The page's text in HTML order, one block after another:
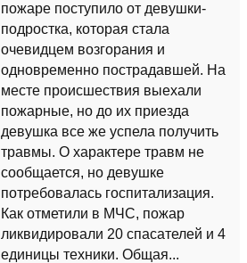
пожаре поступило от девушки-
подростка, которая стала
очевидцем возгорания и
одновременно пострадавшей. На
месте происшествия выехали
пожарные, но до их приезда
девушка все же успела получить
травмы. О характере травм не
сообщается, но девушке
потребовалась госпитализация.
Как отметили в МЧС, пожар
ликвидировали 20 спасателей и 4
единицы техники. Общая...